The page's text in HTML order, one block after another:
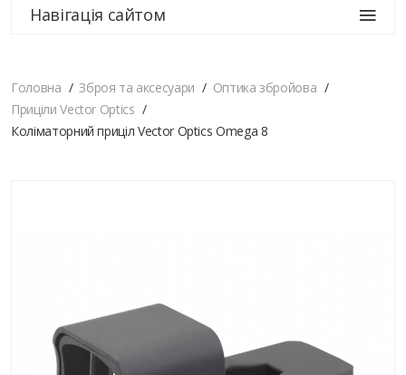
Навігація сайтом
Головна Зброя та аксесуари
Оптика збройова
Приціли Vector Optics
Коліматорний приціл Vector Optics Omega 8